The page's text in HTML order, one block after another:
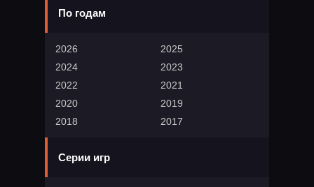
По годам
2026
2025
2024
2023
2022
2021
2020
2019
2018
2017
Серии игр